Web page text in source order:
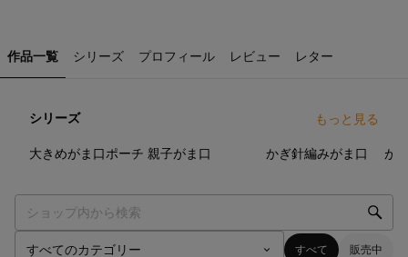
作品一覧 シリーズ プロフィール レビュー レター
シリーズ もっと見る
大きめがま口ポーチ 親子がま口 かぎ針編みがま口 が
すべて 販売中